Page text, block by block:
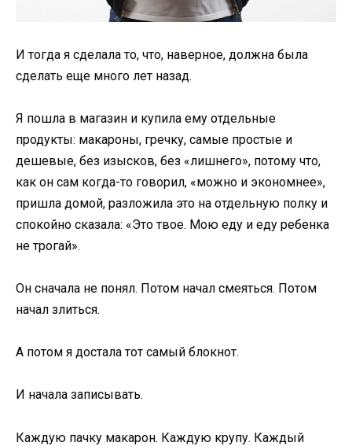
И тогда я сделала то, что, наверное, должна была
сделать еще много лет назад.
Я пошла в магазин и купила ему отдельные
продукты: макароны, гречку, самые простые и
дешевые, без изысков, без «лишнего», потому что,
как он сам когда-то говорил, «можно и экономнее»,
пришла домой, разложила это на отдельную полку и
спокойно сказала: «Это твое. Мою еду и еду ребенка
не трогай».
Он сначала не понял. Потом начал смеяться. Потом
начал злиться.
А потом я достала тот самый блокнот.
И начала записывать.
Каждую пачку макарон. Каждую крупу. Каждый